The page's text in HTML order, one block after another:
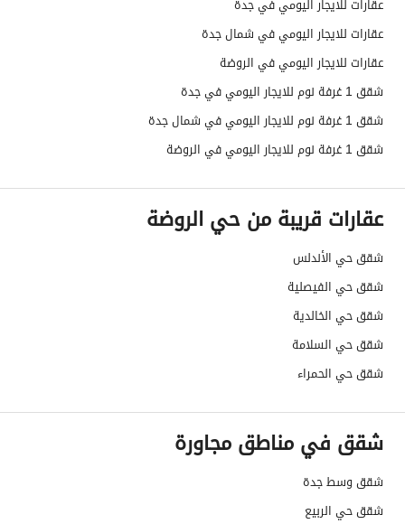
عقارات للايجار اليومي في جدة
عقارات للايجار اليومي في شمال جدة
عقارات للايجار اليومي في الروضة
شقق 1 غرفة نوم للايجار اليومي في جدة
شقق 1 غرفة نوم للايجار اليومي في شمال جدة
شقق 1 غرفة نوم للايجار اليومي في الروضة
عقارات قريبة من حي الروضة
شقق حي الأندلس
شقق حي الفيصلية
شقق حي الخالدية
شقق حي السلامة
شقق حي الحمراء
شقق في مناطق مجاورة
شقق وسط جدة
شقق حي الربيع